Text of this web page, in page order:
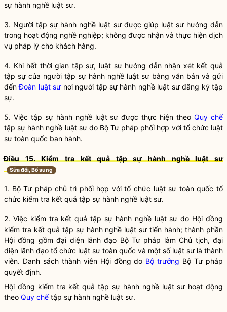
sự hành nghề luật sư.
3. Người tập sự hành nghề luật sưđược giúp luật sưhướng dẫn
trong hoạt động nghề nghiệp; không được nhận và thực hiện dịch
vụ pháp lý cho khách hàng.
4. Khi hết thời gian tập sự, luật sư hướng dẫn nhận xét kết quả
tập sự của người tập sự hành nghề luật sư bằng văn bản và gửi
đếnĐoàn luật sư nơi người tập sự hành nghềluật sư đăng ký tập
sự.
5. Việc tập sự hành nghềluật sư được thực hiện theoQuy chế
tập sự hành nghề luật sư do Bộ Tư pháp phối hợp với tổ chức luật
sư toàn quốc ban hành.
Điều 15. Kiểm tra kết quả tập sựhành nghềluật sư
Sửa đổi, Bổ sung
1. Bộ Tư pháp chủ trì phối hợp vớitổ chức luật sư toàn quốc tổ
chức kiểm tra kết quả tập sự hành nghề luật sư.
2. Việc kiểm tra kết quả tập sự hành nghềluật sư do Hội đồng
kiểm tra kết quả tập sự hành nghề luật sư tiến hành; thành phần
Hội đồng gồm đại diện lãnh đạo Bộ Tư pháp làm Chủ tịch, đại
diện lãnh đạo tổ chức luật sư toàn quốc và một số luật sư là thành
viên. Danh sách thành viên Hội đồng do Bộ trưởng Bộ Tư pháp
quyết định.
Hội đồng kiểm tra kết quả tập sự hành nghề luật sư hoạt động
theo Quy chếtập sự hành nghề luật sư.